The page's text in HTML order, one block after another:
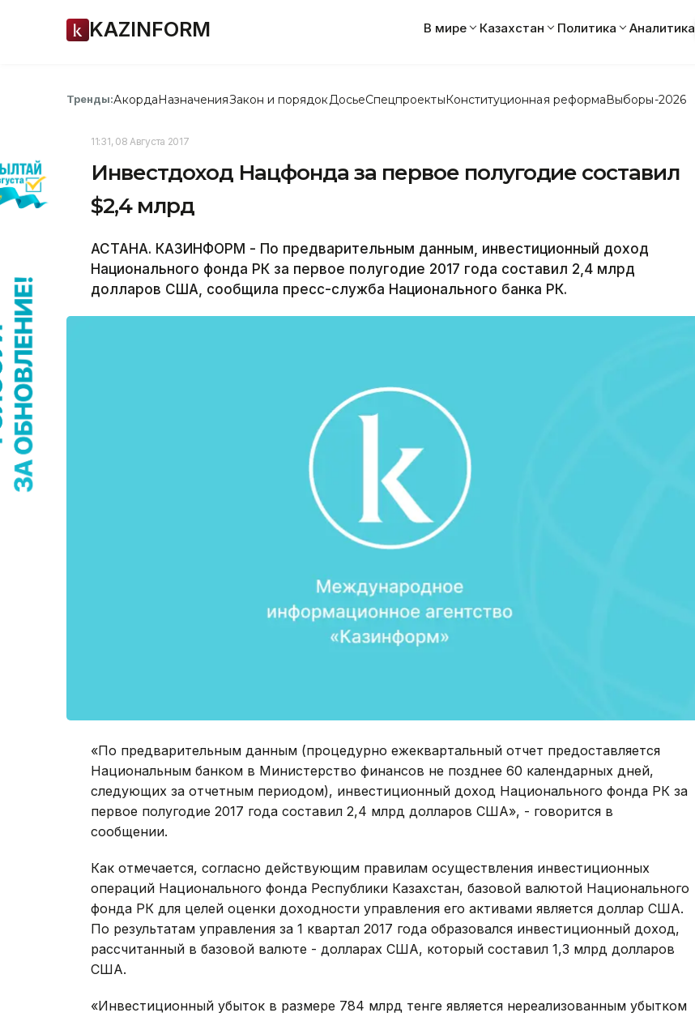
KAZINFORM В мире Казахстан Политика Аналитика
Тренды:АкордаНазначенияЗакон и порядок ДосьеСпецпроектыКонституционная реформаВыборы-2026
11:31, 08 Августа 2017
Инвестдоход Нацфонда за первое полугодие составил
$2,4 млрд
АСТАНА. КАЗИНФОРМ - По предварительным данным, инвестиционный доход
Национального фонда РК за первое полугодие 2017 года составил 2,4 млрд
долларов США, сообщила пресс-служба Национального банка РК.
«По предварительным данным (процедурно ежеквартальный отчет предоставляется
Национальным банком в Министерство финансов не позднее 60 календарных дней,
следующих за отчетным периодом), инвестиционный доход Национального фонда РК за
первое полугодие 2017 года составил 2,4 млрд долларов США», - говорится в
сообщении.
Как отмечается, согласно действующим правилам осуществления инвестиционных
операций Национального фонда Республики Казахстан, базовой валютой Национального
фонда РК для целей оценки доходности управления его активами является доллар США.
По результатам управления за 1 квартал 2017 года образовался инвестиционный доход,
рассчитанный в базовой валюте - долларах США, который составил 1,3 млрд долларов
США.
«Инвестиционный убыток в размере 784 млрд тенге является нереализованным убытком